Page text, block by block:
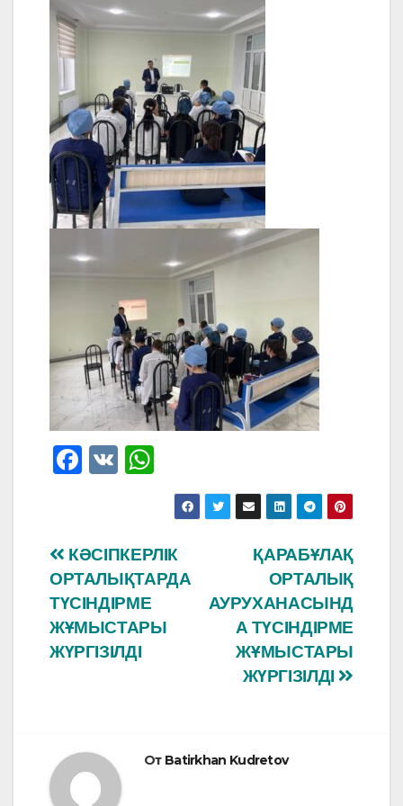
F
e
b
o
o
k
V
at
s
A
p
Навигация
по
записям
ҚАРАБҰЛАҚ
ОРТАЛЫҚ
АУРУХАНАСЫНД
А ТҮСІНДІРМЕ
ЖҰМЫСТАРЫ
ЖҮРГІЗІЛДІ
КӘСІПКЕРЛІК
ОРТАЛЫҚТАРДА
ТҮСІНДІРМЕ
ЖҰМЫСТАРЫ
ЖҮРГІЗІЛДІ
От Batirkhan Kudretov